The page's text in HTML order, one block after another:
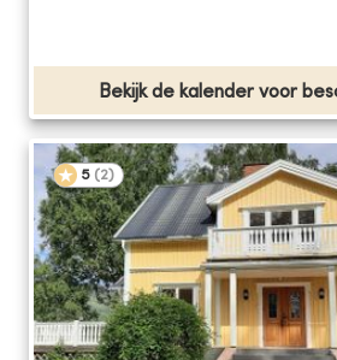
Bekijk de kalender voor
5 (2)